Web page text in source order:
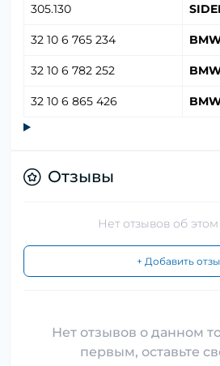
305.130
32 10 6 765 234
32 10 6 782 252
32 10 6 865 426
Отзывы
Нет отзывов об
+ Добавить
Нет отзывов о данном
первым, оставьте